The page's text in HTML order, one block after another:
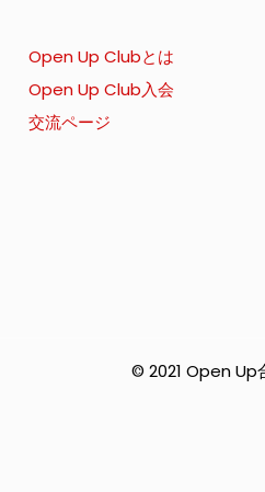
Open Up Clubとは
Open Up Club入会
交流ページ
© 2021 Open Up